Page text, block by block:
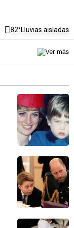
82°Lluvias aisladas